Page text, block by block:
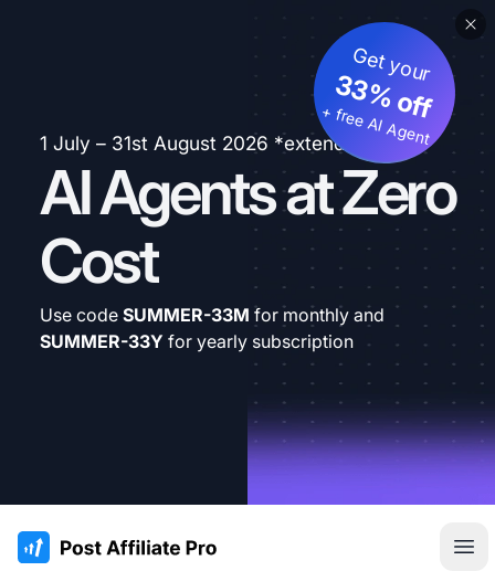
1 July – 31st August 2026 *extended
AI Agents at Zero
Cost
Get your
33% off
+ free AI Agent
Use code SUMMER-33M for monthly and
SUMMER-33Y for yearly subscription
:site.title